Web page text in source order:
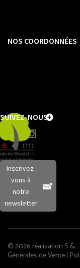
NOS COORDONNÉES
© 2026 réalisation S &…
Générales de Vente|
SUIVEZ-NOUS
Inscrivez-
vous à
notre
newsletter